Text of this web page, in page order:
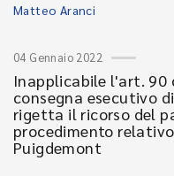
Matteo Aranci
04 Gennaio 2022
Inapplicabile l'art. 90
consegna esecutivo
rigetta il ricorso del
procedimento
Puigdemont